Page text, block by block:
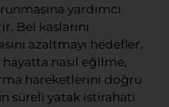
yardımcı
Bel kaslarını
azaltmayı hedefler.
nasıl eğilme,
hareketlerini doğru
süreli yatak istirahati